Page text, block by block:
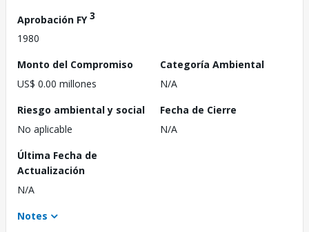
Aprobación FY3
1980
Monto del Compromiso
US$ 0.00 millones
Categoría Ambiental
N/A
Riesgo ambiental y social
No aplicable
Fecha de Cierre
N/A
Última Fecha de
Actualización
N/A
Notes